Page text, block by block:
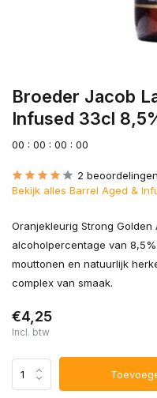
Broeder Jacob
Infused 33cl
00 : 00 : 00 : 00
2 beoordelingen
Bekijk alles Barrel Aged &
Oranjekleurig Strong
alcoholpercentage van
mouttonen en natuurlijk
complex van smaak.
€4,25
Incl. btw